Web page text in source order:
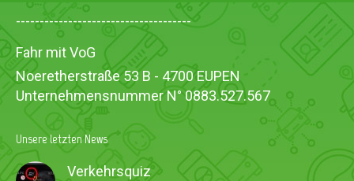
-------------------------------------
Fahr mit VoG
Noeretherstraße 53 B - 4700 EUPEN
Unternehmensnummer N° 0883.527.567
Unsere letzten News
Verkehrsquiz